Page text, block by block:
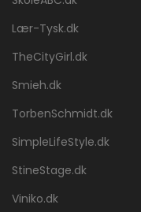
Lær-Tysk.dk
TheCityGirl.dk
Smieh.dk
TorbenSchmidt.dk
SimpleLifeStyle.dk
StineStage.dk
Viniko.dk